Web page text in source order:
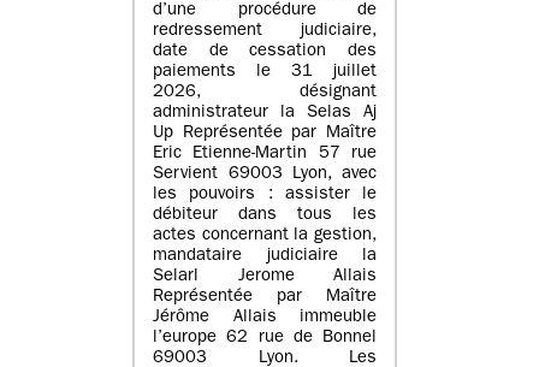
d’une procédure de
redressement judiciaire,
date de cessation des
paiements le 31 juillet
2026, désignant
administrateur la Selas Aj
Up Représentée par Maître
Eric Etienne-Martin 57 rue
Servient 69003 Lyon, avec
les pouvoirs : assister le
débiteur dans tous les
actes concernant la gestion,
mandataire judiciaire la
Selarl Jerome Allais
Représentée par Maître
Jérôme Allais immeuble
l’europe 62 rue de Bonnel
69003 Lyon. Les